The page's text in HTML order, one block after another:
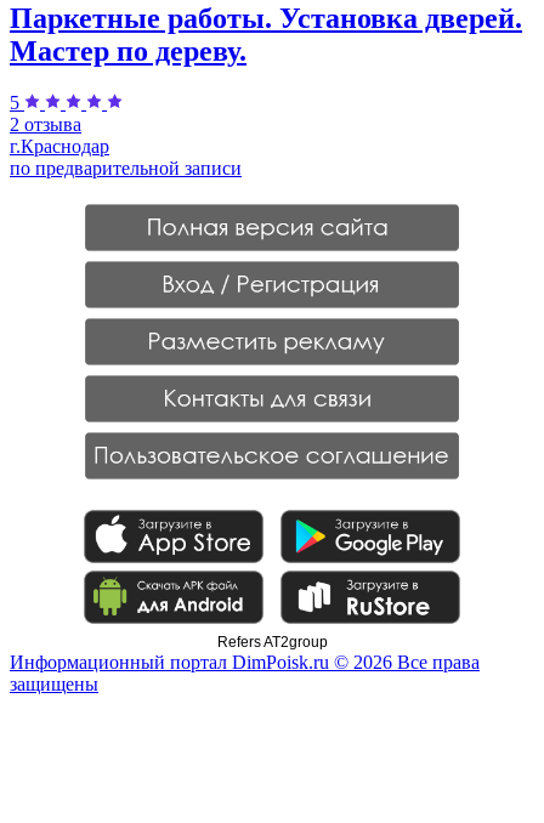
Паркетные работы. Установка дверей.
Мастер по дереву.
5
2 отзыва
г.Краснодар
по предварительной записи
Refers AT2group
Информационный портал DimPoisk.ru © 2026 Все права
защищены